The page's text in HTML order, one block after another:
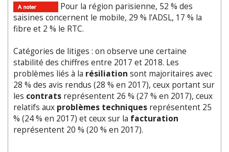
Pour la région parisienne, 52 % des
saisines concernent le mobile, 29 % l’ADSL, 17 % la
fibre et 2 % le RTC.
Catégories de litiges : on observe une certaine
stabilité des chiffres entre 2017 et 2018. Les
problèmes liés à la résiliation sont majoritaires avec
28 % des avis rendus (28 % en 2017), ceux portant sur
les contrats représentent 26 % (27 % en 2017), ceux
relatifs aux problèmes techniques représentent 25
% (24 % en 2017) et ceux sur la facturation
représentent 20 % (20 % en 2017).